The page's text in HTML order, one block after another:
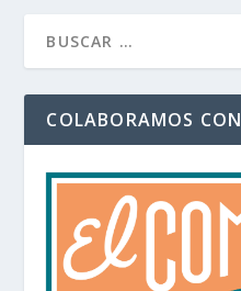
COLABORAMOS CON